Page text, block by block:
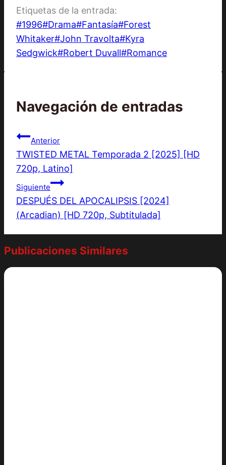
Etiquetas de la entrada:
#1996#Drama#Fantasía#Forest
Whitaker#John Travolta#Kyra
Sedgwick#Robert Duvall#Romance
Navegación de entradas
Anterior
TWISTED METAL Temporada 2 [2025] [HD
720p, Latino]
Siguiente
DESPUÉS DEL APOCALIPSIS [2024]
(Arcadian) [HD 720p, Subtitulada]
Publicaciones Similares